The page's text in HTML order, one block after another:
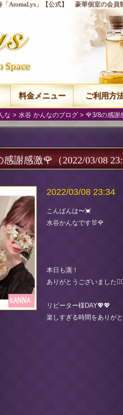
AromaLys」【公式】 豪華個室の会員
な >水谷 かんなのブログ> 🌹3/8の感謝
感謝感激🌹 （2022/03/08
2022/03/08 23:34
こんばんは〜💓
水谷かんなです🐰🌹
本日も🈵！
ありがとうございました
リピーター様DAY💖💖
楽しすぎる時間をありが
料金メニュー ご利用方